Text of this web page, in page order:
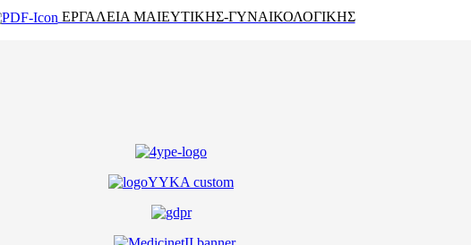
ΕΡΓΑΛΕΙΑ ΜΑΙΕΥΤΙΚΗΣ-ΓΥΝΑΙΚΟΛΟΓΙΚΗΣ